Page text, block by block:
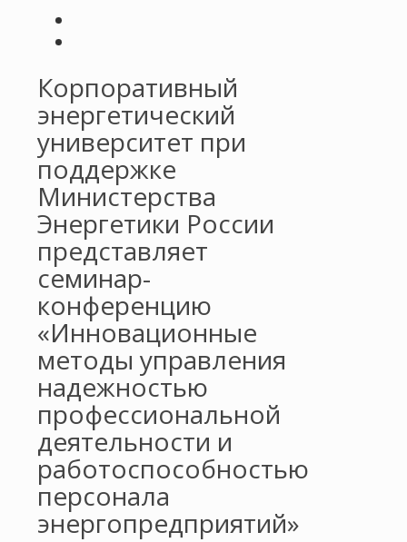
Корпоративный
энергетический
университет при
поддержке
Министерства
Энергетики России
представляет
семинар-
конференцию
«Инновационные
методы управления
надежностью
профессиональной
деятельности и
работоспособностью
персонала
энергопредприятий»